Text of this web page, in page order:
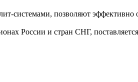
системами, позволяют
России и стран СНГ,